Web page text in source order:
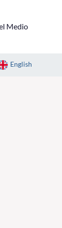
Medio
English